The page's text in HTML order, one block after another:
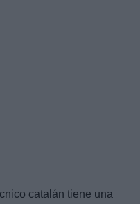
catalán tiene una